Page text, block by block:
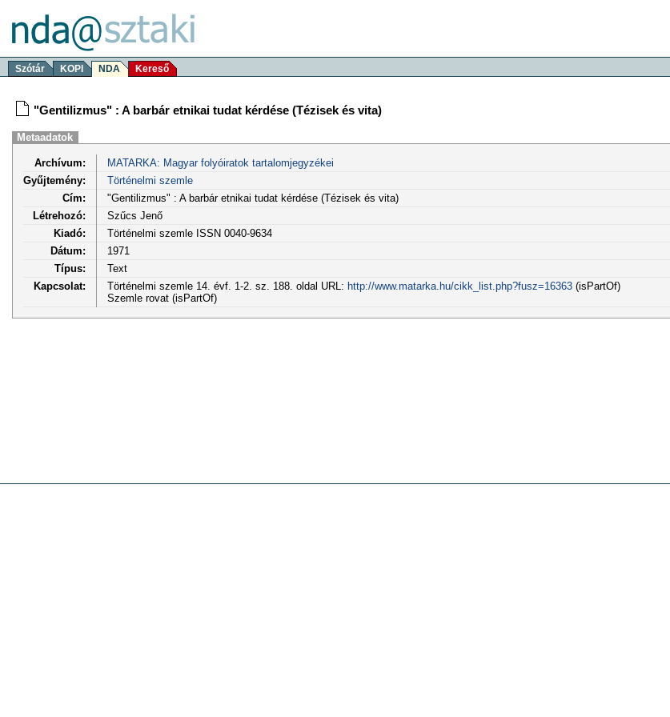
Szótár KOPI NDA Kereső
"Gentilizmus" : A barbár etnikai tudat kérdése (Tézisek és vita)
Metaadatok
Archívum:
MATARKA: Magyar folyóiratok tartalomjegyzékei
Gyűjtemény:
Történelmi szemle
Cím:
"Gentilizmus" : A barbár etnikai tudat kérdése (Tézisek és vita)
Létrehozó:
Szűcs Jenő
Kiadó:
Történelmi szemle ISSN 0040-9634
Dátum:
1971
Típus:
Text
Kapcsolat:
Történelmi szemle 14. évf. 1-2. sz. 188. oldal URL: http://www.matarka.hu/cikk_list.php?fusz=16363(isPartOf)
Szemle rovat (isPartOf)